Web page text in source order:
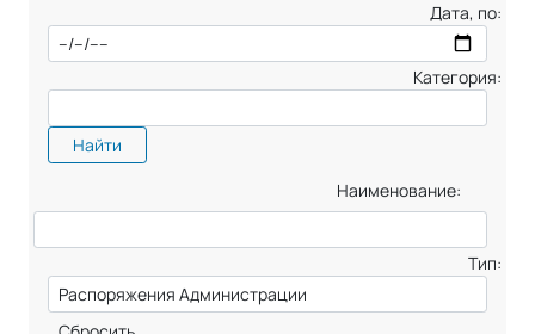
Дата, по:
Категория:
Найти
Наименование:
Тип: